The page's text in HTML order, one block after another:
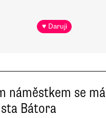
♥ Daruji
náměstkem se má
Bátora